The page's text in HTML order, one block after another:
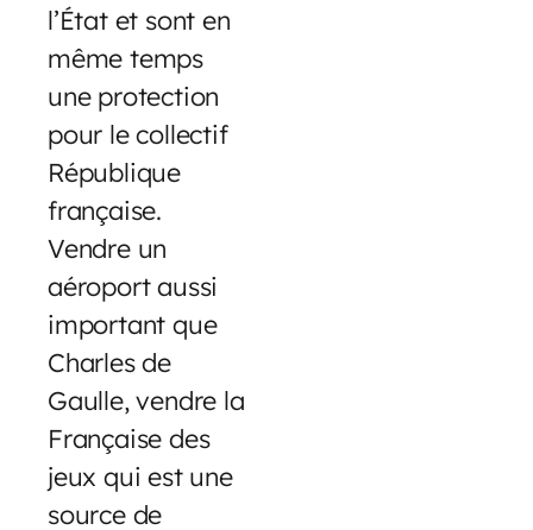
l’État et sont en
même temps
une protection
pour le collectif
République
française.
Vendre un
aéroport aussi
important que
Charles de
Gaulle, vendre la
Française des
jeux qui est une
source de